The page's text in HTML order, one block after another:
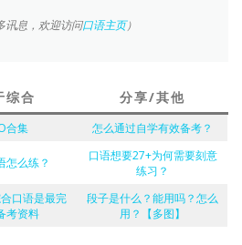
讯息，欢迎访问口语主页）
综合 分享/其他
合集
怎么通过自学有效备考？
怎么练？
口语想要27+为何需要刻意
练习？
口语是最完
考资料
段子是什么？能用吗？怎么
用？【多图】